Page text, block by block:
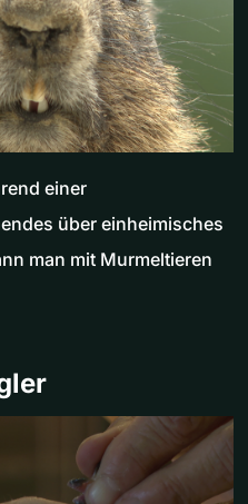
einer
über einheimisches
man mit Murmeltieren